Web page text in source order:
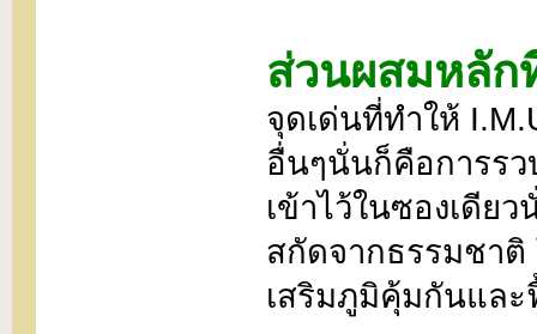
ส่วนผสมหลัก
จุดเด่นที่ทำให้
อื่นๆนั่นก็คือการร
เข้าไว้ในซองเดีย
สกัดจากธรรมชา
เสริมภูมิคุ้มกันแล